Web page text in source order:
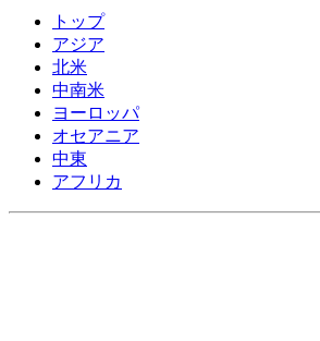
トップ
アジア
北米
中南米
ヨーロッパ
オセアニア
中東
アフリカ